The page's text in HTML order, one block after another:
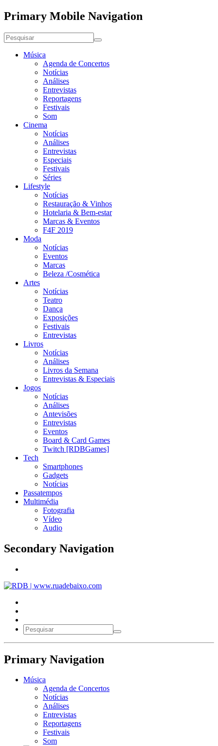
Primary Mobile Navigation
Música
Agenda de Concertos
Notícias
Análises
Entrevistas
Reportagens
Festivais
Som
Cinema
Notícias
Análises
Entrevistas
Especiais
Festivais
Séries
Lifestyle
Notícias
Restauração & Vinhos
Hotelaria & Bem-estar
Marcas & Eventos
F4F 2019
Moda
Notícias
Eventos
Marcas
Beleza /Cosmética
Artes
Notícias
Teatro
Dança
Exposições
Festivais
Entrevistas
Livros
Notícias
Análises
Livros da Semana
Entrevistas & Especiais
Jogos
Notícias
Análises
Antevisões
Entrevistas
Eventos
Board & Card Games
Twitch [RDBGames]
Tech
Smartphones
Gadgets
Notícias
Passatempos
Multimédia
Fotografia
Vídeo
Audio
Secondary Navigation
Primary Navigation
Música
Agenda de Concertos
Notícias
Análises
Entrevistas
Reportagens
Festivais
Som